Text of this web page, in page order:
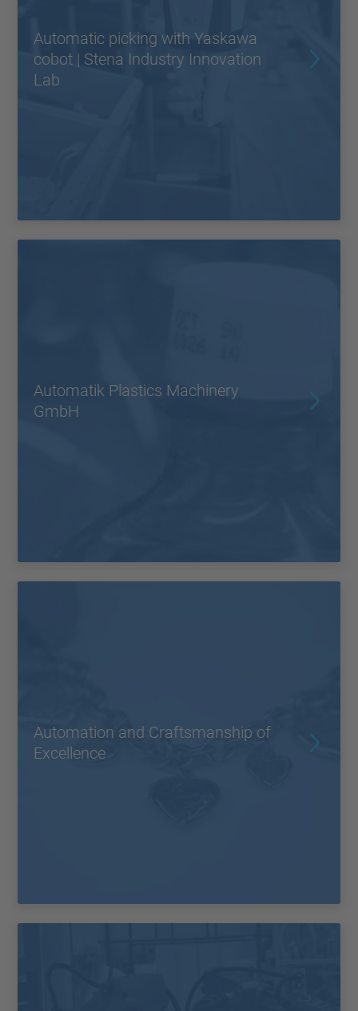
Automatic picking with Yaskawa
cobot | Stena Industry Innovation
Lab
Automatik Plastics Machinery
GmbH
Automation and Craftsmanship of
Excellence